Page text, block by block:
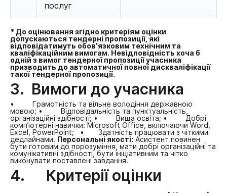
послуг
* До оцінювання згідно критеріям оцінки
допускаються тендерні пропозиції, які
відповідатимуть обов’язковим технічним та
кваліфікаційним вимогам. Невідповідність хоча б
одній з вимог тендерної пропозиції учасника
призводить до автоматичної повної дискваліфікації
такої тендерної пропозиції.
3. Вимоги до учасника
• Грамотність та вільне володіння державною
мовою; • Відповідальність та пунктуальність,
організаційні здібності; • Вища освіта; • Добрі
комп’ютерні навички: Microsoft Office, включаючи Word,
Excel, PowerPoint;
• Здатність працювати з чіткими
дедлайнами. Персональні якості: Асистент повинен
бути готовим до порозуміння, мати добрі організаційні та
комунікативні здібності, бути ініціативним та чітко
виконувати поставлені завдання.
4. Критерії оцінки